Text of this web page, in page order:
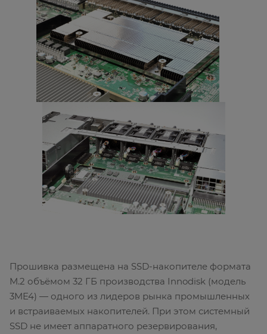
Прошивка размещена на SSD-накопителе формата
M.2 объёмом 32 ГБ производства Innodisk (модель
3ME4) — одного из лидеров рынка промышленных
и встраиваемых накопителей. При этом системный
SSD не имеет аппаратного резервирования,